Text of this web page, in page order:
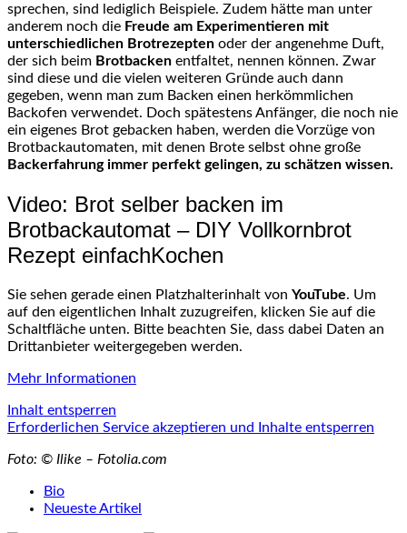
sprechen, sind lediglich Beispiele. Zudem hätte man unter
anderem noch die Freude am Experimentieren mit
unterschiedlichen Brotrezepten oder der angenehme Duft,
der sich beim Brotbacken entfaltet, nennen können. Zwar
sind diese und die vielen weiteren Gründe auch dann
gegeben, wenn man zum Backen einen herkömmlichen
Backofen verwendet. Doch spätestens Anfänger, die noch nie
ein eigenes Brot gebacken haben, werden die Vorzüge von
Brotbackautomaten, mit denen Brote selbst ohne große
Backerfahrung immer perfekt gelingen, zu schätzen wissen.
Video: Brot selber backen im
Brotbackautomat – DIY Vollkornbrot
Rezept einfachKochen
Sie sehen gerade einen Platzhalterinhalt von YouTube. Um
auf den eigentlichen Inhalt zuzugreifen, klicken Sie auf die
Schaltfläche unten. Bitte beachten Sie, dass dabei Daten an
Drittanbieter weitergegeben werden.
Mehr Informationen
Inhalt entsperren
Erforderlichen Service akzeptieren und Inhalte entsperren
Foto: © Ilike – Fotolia.com
following
Bio
Neueste Artikel